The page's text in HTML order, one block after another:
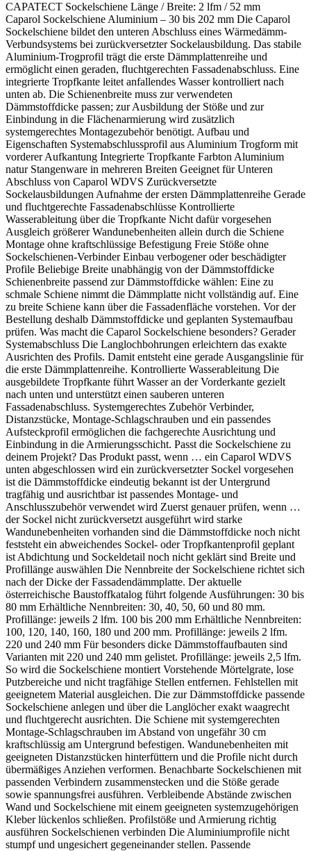
CAPATECT Sockelschiene Länge / Breite: 2 lfm / 52 mm
Caparol Sockelschiene Aluminium – 30 bis 202 mm Die Caparol
Sockelschiene bildet den unteren Abschluss eines Wärmedämm-
Verbundsystems bei zurückversetzter Sockelausbildung. Das stabile
Aluminium-Trogprofil trägt die erste Dämmplattenreihe und
ermöglicht einen geraden, fluchtgerechten Fassadenabschluss. Eine
integrierte Tropfkante leitet anfallendes Wasser kontrolliert nach
unten ab. Die Schienenbreite muss zur verwendeten
Dämmstoffdicke passen; zur Ausbildung der Stöße und zur
Einbindung in die Flächenarmierung wird zusätzlich
systemgerechtes Montagezubehör benötigt. Aufbau und
Eigenschaften Systemabschlussprofil aus Aluminium Trogform mit
vorderer Aufkantung Integrierte Tropfkante Farbton Aluminium
natur Stangenware in mehreren Breiten Geeignet für Unteren
Abschluss von Caparol WDVS Zurückversetzte
Sockelausbildungen Aufnahme der ersten Dämmplattenreihe Gerade
und fluchtgerechte Fassadenabschlüsse Kontrollierte
Wasserableitung über die Tropfkante Nicht dafür vorgesehen
Ausgleich größerer Wandunebenheiten allein durch die Schiene
Montage ohne kraftschlüssige Befestigung Freie Stöße ohne
Sockelschienen-Verbinder Einbau verbogener oder beschädigter
Profile Beliebige Breite unabhängig von der Dämmstoffdicke
Schienenbreite passend zur Dämmstoffdicke wählen: Eine zu
schmale Schiene nimmt die Dämmplatte nicht vollständig auf. Eine
zu breite Schiene kann über die Fassadenfläche vorstehen. Vor der
Bestellung deshalb Dämmstoffdicke und geplanten Systemaufbau
prüfen. Was macht die Caparol Sockelschiene besonders? Gerader
Systemabschluss Die Langlochbohrungen erleichtern das exakte
Ausrichten des Profils. Damit entsteht eine gerade Ausgangslinie für
die erste Dämmplattenreihe. Kontrollierte Wasserableitung Die
ausgebildete Tropfkante führt Wasser an der Vorderkante gezielt
nach unten und unterstützt einen sauberen unteren
Fassadenabschluss. Systemgerechtes Zubehör Verbinder,
Distanzstücke, Montage-Schlagschrauben und ein passendes
Aufsteckprofil ermöglichen die fachgerechte Ausrichtung und
Einbindung in die Armierungsschicht. Passt die Sockelschiene zu
deinem Projekt? Das Produkt passt, wenn … ein Caparol WDVS
unten abgeschlossen wird ein zurückversetzter Sockel vorgesehen
ist die Dämmstoffdicke eindeutig bekannt ist der Untergrund
tragfähig und ausrichtbar ist passendes Montage- und
Anschlusszubehör verwendet wird Zuerst genauer prüfen, wenn …
der Sockel nicht zurückversetzt ausgeführt wird starke
Wandunebenheiten vorhanden sind die Dämmstoffdicke noch nicht
feststeht ein abweichendes Sockel- oder Tropfkantenprofil geplant
ist Abdichtung und Sockeldetail noch nicht geklärt sind Breite und
Profillänge auswählen Die Nennbreite der Sockelschiene richtet sich
nach der Dicke der Fassadendämmplatte. Der aktuelle
österreichische Baustoffkatalog führt folgende Ausführungen: 30 bis
80 mm Erhältliche Nennbreiten: 30, 40, 50, 60 und 80 mm.
Profillänge: jeweils 2 lfm. 100 bis 200 mm Erhältliche Nennbreiten:
100, 120, 140, 160, 180 und 200 mm. Profillänge: jeweils 2 lfm.
220 und 240 mm Für besonders dicke Dämmstoffaufbauten sind
Varianten mit 220 und 240 mm gelistet. Profillänge: jeweils 2,5 lfm.
So wird die Sockelschiene montiert Vorstehende Mörtelgrate, lose
Putzbereiche und nicht tragfähige Stellen entfernen. Fehlstellen mit
geeignetem Material ausgleichen. Die zur Dämmstoffdicke passende
Sockelschiene anlegen und über die Langlöcher exakt waagrecht
und fluchtgerecht ausrichten. Die Schiene mit systemgerechten
Montage-Schlagschrauben im Abstand von ungefähr 30 cm
kraftschlüssig am Untergrund befestigen. Wandunebenheiten mit
geeigneten Distanzstücken hinterfüttern und die Profile nicht durch
übermäßiges Anziehen verformen. Benachbarte Sockelschienen mit
passenden Verbindern zusammenstecken und die Stöße gerade
sowie spannungsfrei ausführen. Verbleibende Abstände zwischen
Wand und Sockelschiene mit einem geeigneten systemzugehörigen
Kleber lückenlos schließen. Profilstöße und Armierung richtig
ausführen Sockelschienen verbinden Die Aluminiumprofile nicht
stumpf und ungesichert gegeneinander stellen. Passende